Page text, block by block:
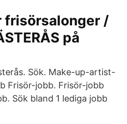
frisörsalonger /
på
Sök. Make-up-artist-
Frisör-jobb. Frisör-jobb
Sök bland 1 lediga jobb